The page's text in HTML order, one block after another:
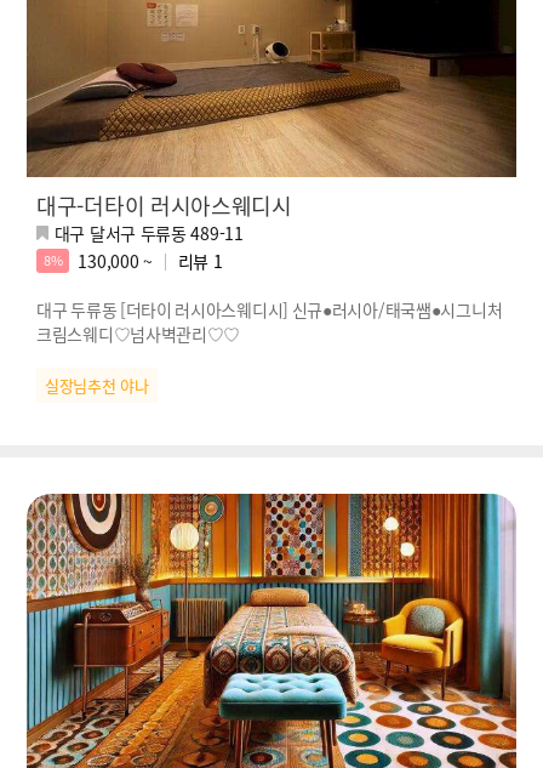
대구-더타이 러시아스웨디시
대구 달서구 두류동 489-11
8% 130,000 ~ 리뷰 1
대구 두류동 [더타이 러시아스웨디시] 신규●러시아/태국쌤●시그니처
크림스웨디♡넘사벽관리♡♡
실장님추천 야나